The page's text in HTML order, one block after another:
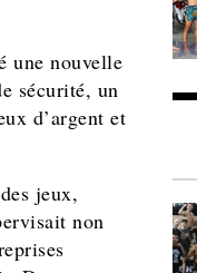
une nouvelle
sécurité, un
d’argent et
jeux,
non